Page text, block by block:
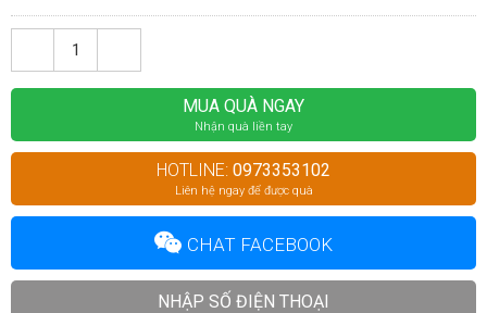
MUA QUÀ NGAY
Nhận quà liền tay
HOTLINE: 0973353102
Liên hệ ngay để được quà
CHAT FACEBOOK
NHẬP SỐ ĐIỆN THOẠI